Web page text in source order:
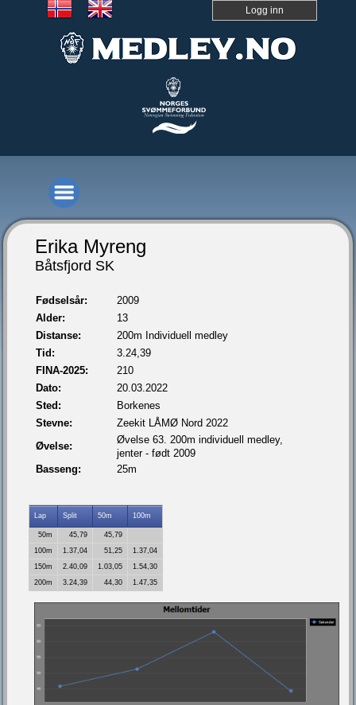
Logg inn
Erika Myreng
Båtsfjord SK
Fødselsår:
2009
Alder:
13
Distanse:
200m Individuell medley
Tid:
3.24,39
FINA-2025:
210
Dato:
20.03.2022
Sted:
Borkenes
Stevne:
Zeekit LÅMØ Nord 2022
Øvelse:
Øvelse 63. 200m individuell medley,
jenter - født 2009
Basseng:
25m
Lap Split 50m 100m
50m 45,79
45,79
100m
1.37,04 51,25
1.37,04
150m
2.40,09 1.03,05
1.54,30
200m
3.24,39 44,30 1.47,35